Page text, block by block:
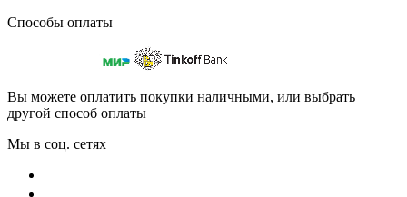
Способы оплаты
Вы можете оплатить покупки наличными, или выбрать
другой способ оплаты
Мы в соц. сетях